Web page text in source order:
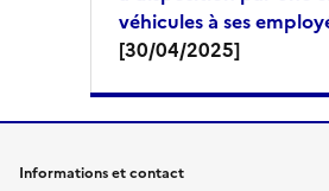
véhicules à ses
[30/04/2025]
Informations et contact